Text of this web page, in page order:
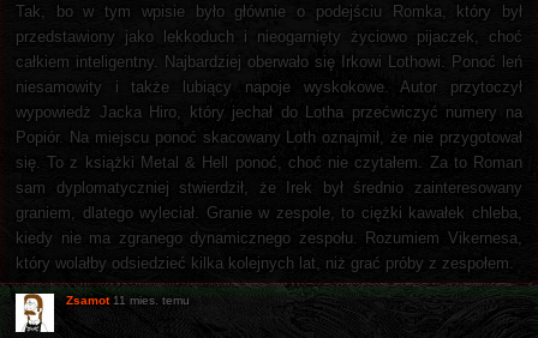
Tak, bo w tym wpisie było głównie o podejściu Romka, który był
przedstawiony jako lekkoduch i nieogarnięty życiowo pijaczek, choć
całkiem inteligentny. Najbardziej oberwało się Irkowi Lothowi. Ponoć leń
niesamowity i także lubiący napoje wyskokowe. Autor przytoczył
wypowiedż Jacka Hiro, który jechał do Lotha przećwiczyć numery na
Popiór. Na miejscu ponoć skacowany Loth oznajmił, że nie przygotował
się. To z książki Metal & Hell ponoć, choć nie czytałem. Za to Roman
sam dyplomatyczniej stwierdził, że Irek był średnio zainteresowany
graniem, dlatego wyleciał. Granie w zespole, to ciężki kawałek chleba,
kiedy nie ma zgranego dynamicznego zespołu. Rozumiem Vikernesa,
który wolałby odsiedzieć kilka kolejnych lat, niż grać próby z zespołem.
Zsamot 11 mies. temu